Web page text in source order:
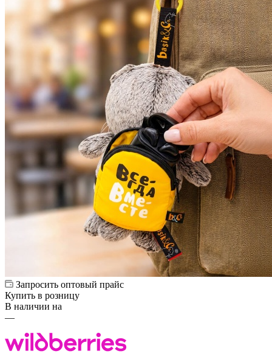
Запросить оптовый прайс
Купить в розницу
В наличии на
—